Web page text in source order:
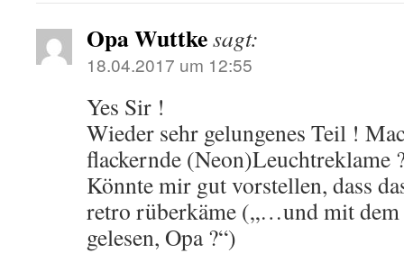
Opa Wuttkesagt:
18.04.2017 um 12:55
Yes Sir !
Wieder sehr gelungenes Teil !
flackernde (Neon)Leuchtreklame
Könnte mir gut vorstellen, dass
retro rüberkäme („…und mit
gelesen, Opa ?“)